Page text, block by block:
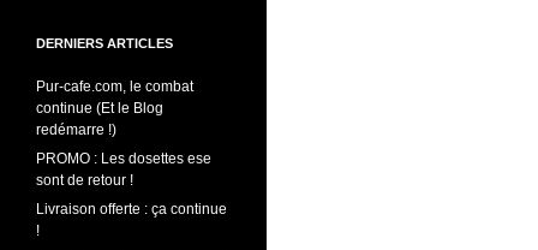
DERNIERS ARTICLES
Pur-cafe.com, le combat
continue (Et le Blog
redémarre !)
PROMO : Les dosettes ese
sont de retour !
Livraison offerte : ça continue
!